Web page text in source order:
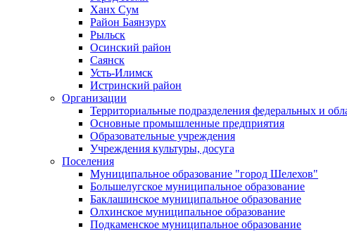
Ханх Сум
Район Баянзурх
Рыльск
Осинский район
Саянск
Усть-Илимск
Истринский район
Организации
Территориальные подразделения федеральных и
Основные промышленные предприятия
Образовательные учреждения
Учреждения культуры, досуга
Поселения
Муниципальное образование "город Шелехов"
Большелугское муниципальное образование
Баклашинское муниципальное образование
Олхинское муниципальное образование
Подкаменское муниципальное образование